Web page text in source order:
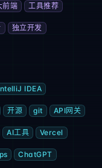
前端 工具推荐
独立开发
IDEA
开源 git API网关
AI工具 Vercel
ChatGPT